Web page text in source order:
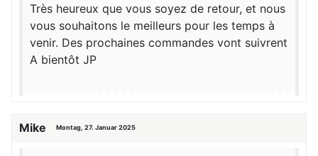
Très heureux que vous soyez de retour, et nous
vous souhaitons le meilleurs pour les temps à
venir. Des prochaines commandes vont suivrent
A bientôt JP
Mike Montag, 27. Januar 2025